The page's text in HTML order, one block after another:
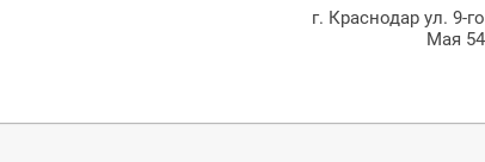
г. Краснодар ул. 9-го
Мая 54